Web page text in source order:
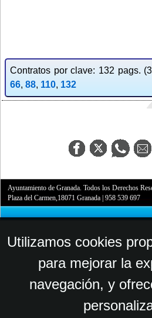
Contratos por clave: 132 pags.
66, 88, 110, 132
Ayuntamiento de Granada. Todos los Derechos
Plaza del Carmen,18071 Granada |958 539 697
Utilizamos cookies
para mejorar la
navegación, y